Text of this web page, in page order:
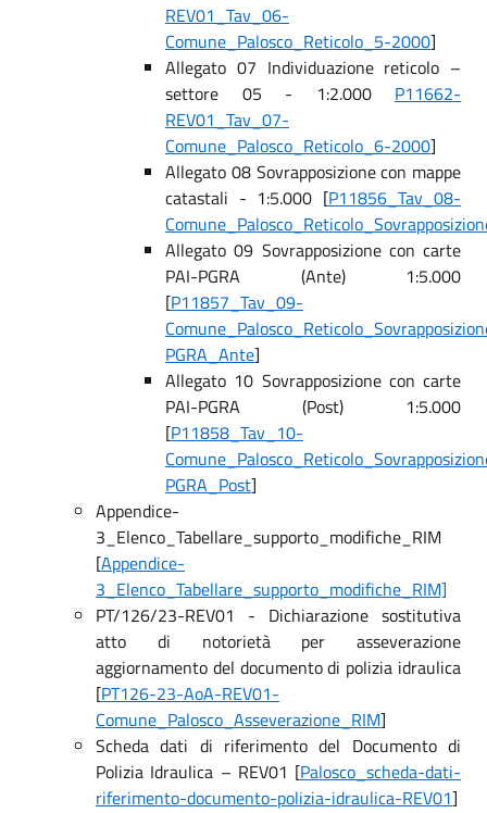
REV01_Tav_06-
Comune_Palosco_Reticolo_5-2000]
Allegato 07 Individuazione reticolo –
settore 05 - 1:2.000 P11662-
REV01_Tav_07-
Comune_Palosco_Reticolo_6-2000]
Allegato 08 Sovrapposizione con mappe
catastali - 1:5.000 [P11856_Tav_08-
Allegato 09 Sovrapposizione con carte
PAI-PGRA (Ante) 1:5.000
[P11857_Tav_09-
PGRA_Ante]
Allegato 10 Sovrapposizione con carte
PAI-PGRA (Post) 1:5.000
[P11858_Tav_10-
PGRA_Post]
Appendice-
3_Elenco_Tabellare_supporto_modifiche_RIM
[Appendice-
3_Elenco_Tabellare_supporto_modifiche_RIM]
PT/126/23-REV01 - Dichiarazione sostitutiva
atto di notorietà per asseverazione
aggiornamento del documento di polizia idraulica
[PT126-23-AoA-REV01-
Comune_Palosco_Asseverazione_RIM]
Scheda dati di riferimento del Documento di
Polizia Idraulica – REV01 [Palosco_scheda-dati-
riferimento-documento-polizia-idraulica-REV01]